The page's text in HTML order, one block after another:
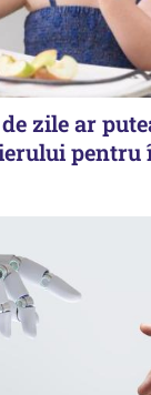
zile ar
pentru